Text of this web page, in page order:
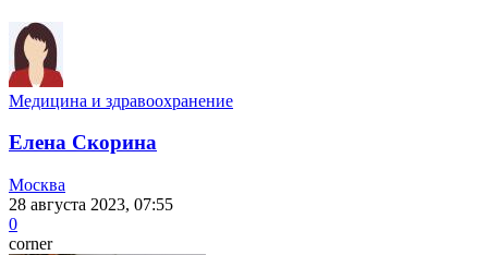
Медицина и здравоохранение
Елена Скорина
Москва
28 августа 2023, 07:55
0
corner